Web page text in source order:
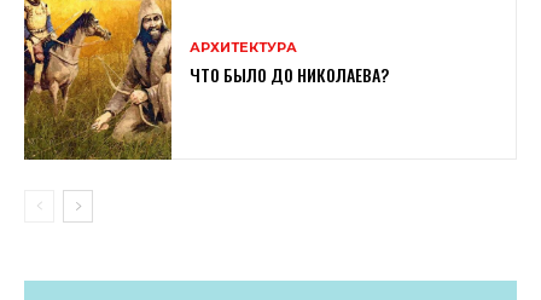
АРХИТЕКТУРА
ЧТО БЫЛО ДО НИКОЛАЕВА?